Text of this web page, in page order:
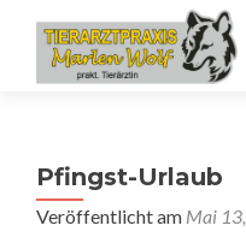
Pfingst-Urlaub
Veröffentlicht am Mai